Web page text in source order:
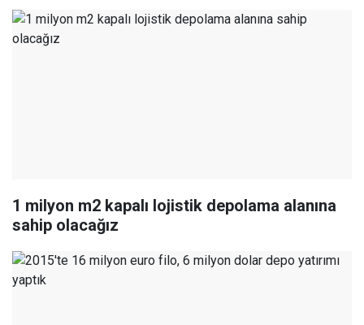
1 milyon m2 kapalı lojistik depolama alanına
sahip olacağız